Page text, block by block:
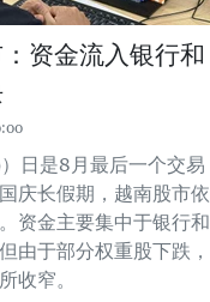
资金流入银行和
日是8月最后一个交易
庆长假期，越南股市依
资金主要集中于银行和
由于部分权重股下跌，
收窄。